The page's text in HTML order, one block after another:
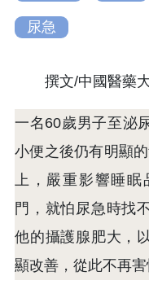
尿急
撰文/中國醫藥
一名60歲男子至泌
小便之後仍有明顯
上，嚴重影響睡
門，就怕尿急時找
他的攝護腺肥大，
顯改善，從此不再害